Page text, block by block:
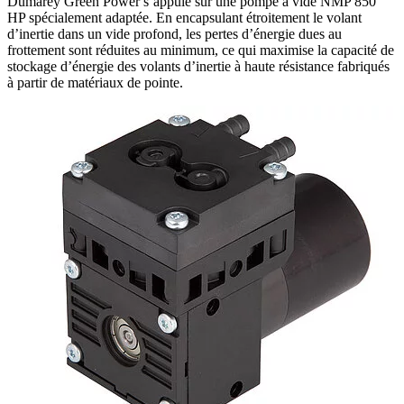
HP spécialement adaptée. En encapsulant étroitement le volant
d’inertie dans un vide profond, les pertes d’énergie dues au
frottement sont réduites au minimum, ce qui maximise la capacité de
stockage d’énergie des volants d’inertie à haute résistance fabriqués
à partir de matériaux de pointe.